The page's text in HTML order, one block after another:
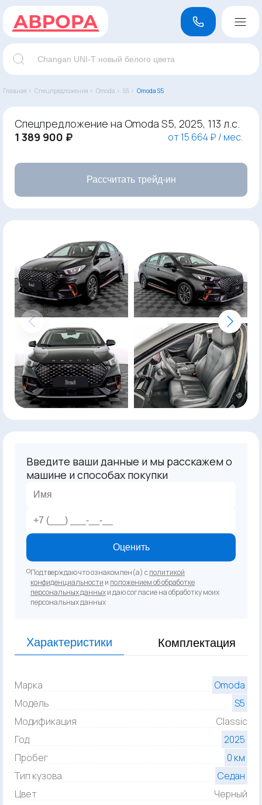
Главная › Спецпредложения › Omoda › S5 › Omoda S5
Спецпредложение на Omoda S5, 2025, 113 л.с.
1 389 900 ₽
от 15 664 ₽ / мес.
Рассчитать трейд-ин
Введите ваши данные и мы расскажем о
машине и способах покупки
Оценить
Подтверждаю что ознакомлен(а) сполитикой
конфиденциальности и положением об обработке
персональных данныхи даю согласие на обработку моих
персональных данных
Характеристики Комплектация
Марка
Omoda
Модель
S5
Модификация
Classic
Год
2025
Пробег
0 км
Тип кузова
Седан
Цвет
Черный